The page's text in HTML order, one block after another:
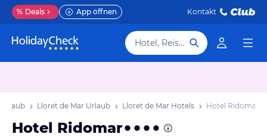
% Deals App öffnen Kontakt
Hotel, Reiseziel
Lloret de Mar Urlaub Lloret de Mar Hotels Hotel Ridomar
Hotel Ridomar